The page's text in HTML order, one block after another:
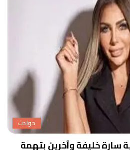
حوادث
خليفة وآخرين بتهمة